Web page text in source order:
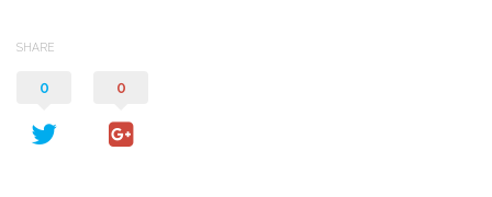
SHARE
0 0